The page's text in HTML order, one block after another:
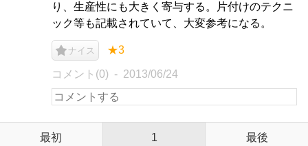
り、生産性にも大きく寄与する。片付けのテクニ
ック等も記載されていて、大変参考になる。
ナイス ★3
コメント(0) 2013/06/24
最初 1 最後